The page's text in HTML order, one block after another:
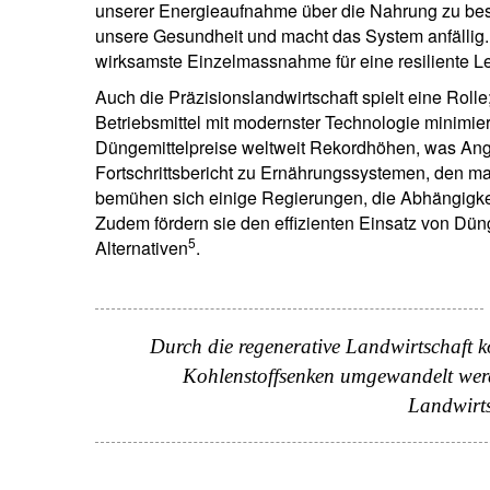
unserer Energieaufnahme über die Nahrung zu
unsere Gesundheit und macht das System
wirksamste Einzelmassnahme für eine resiliente
Auch die Präzisionslandwirtschaft spielt eine
Betriebsmittel mit modernster Technologie
Düngemittelpreise weltweit Rekordhöhen, was
Fortschrittsbericht zu Ernährungssystemen, den
bemühen sich einige Regierungen, die
Zudem fördern sie den effizienten Einsatz von
Alternativen5.
Durch die regenerative Landwirtschaft
Kohlenstoffsenken umgewandelt